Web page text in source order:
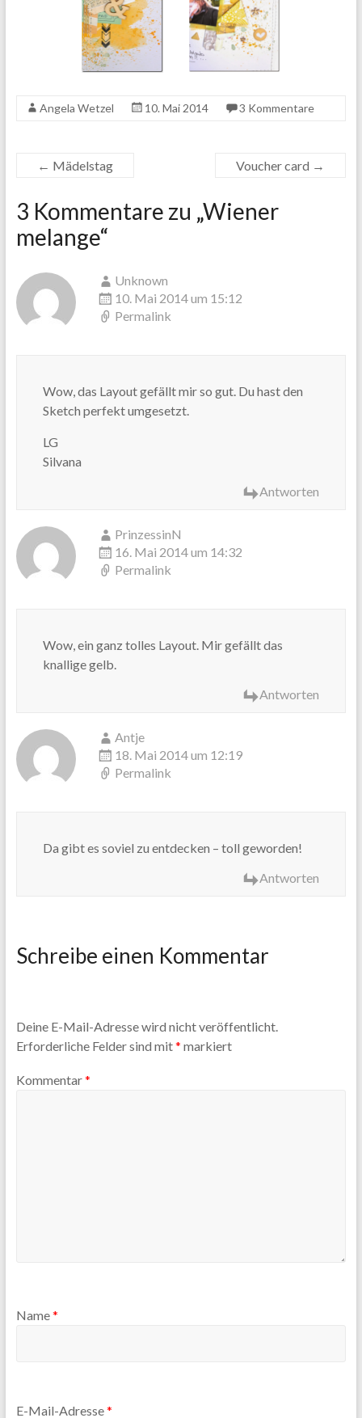
Angela Wetzel 10. Mai 2014 3 Kommentare
← Mädelstag Voucher card →
3 Kommentare zu „Wiener
melange“
Unknown
10. Mai 2014 um 15:12
Permalink
Wow, das Layout gefällt mir so gut. Du hast den
Sketch perfekt umgesetzt.
LG
Silvana
Antworten
PrinzessinN
16. Mai 2014 um 14:32
Permalink
Wow, ein ganz tolles Layout. Mir gefällt das
knallige gelb.
Antworten
Antje
18. Mai 2014 um 12:19
Permalink
Da gibt es soviel zu entdecken – toll geworden!
Antworten
Schreibe einen Kommentar
Deine E-Mail-Adresse wird nicht veröffentlicht.
Erforderliche Felder sind mit* markiert
Kommentar*
Name*
E-Mail-Adresse*